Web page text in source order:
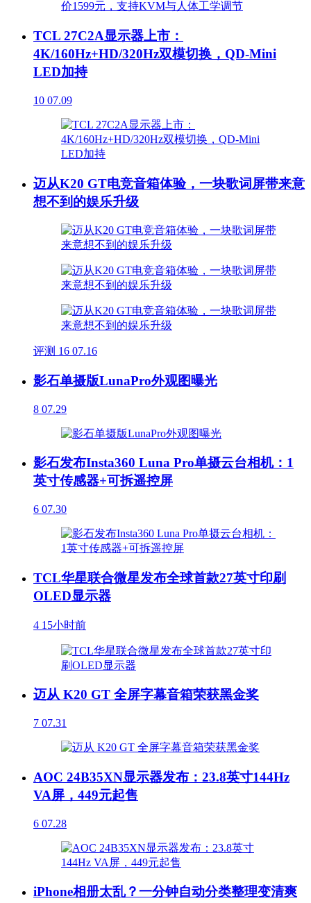
TCL 27C2A显示器上市：
4K/160Hz+HD/320Hz双模切换，QD-Mini
LED加持
10 07.09
迈从K20 GT电竞音箱体验，一块歌词屏带来意
想不到的娱乐升级
评测 16 07.16
影石单摄版LunaPro外观图曝光
8 07.29
影石发布Insta360 Luna Pro单摄云台相机：1
英寸传感器+可拆遥控屏
6 07.30
TCL华星联合微星发布全球首款27英寸印刷
OLED显示器
4 15小时前
迈从 K20 GT 全屏字幕音箱荣获黑金奖
7 07.31
AOC 24B35XN显示器发布：23.8英寸144Hz
VA屏，449元起售
6 07.28
iPhone相册太乱？一分钟自动分类整理变清爽